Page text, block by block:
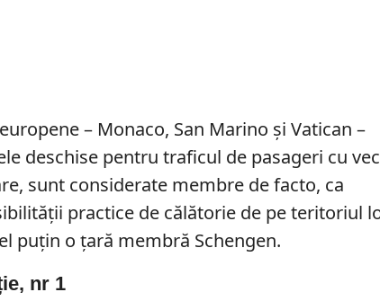
– Monaco, San Marino și Vatican –
deschise pentru traficul de pasageri cu
sunt considerate membre de facto, ca
practice de călătorie de pe teritoriul
puțin o țară membră Schengen.
nr 1